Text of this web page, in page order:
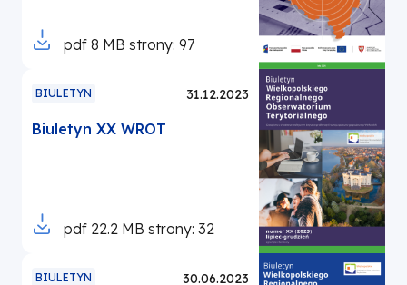
oceną konwergencji rozwoju
poszczególnych jej obszarów
Polsce
Otworzy
w
karcie
pdf 8 MB strony: 97
BIULETYN 31.12.2023
Biuletyn XX WROT
Otworzy
w
pdf 22.2 MB strony: 32
BIULETYN 30.06.2023